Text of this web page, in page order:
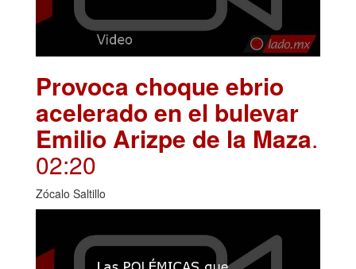
Provoca choque ebrio
acelerado en el bulevar
Emilio Arizpe de la Maza.
02:20
Zócalo Saltillo